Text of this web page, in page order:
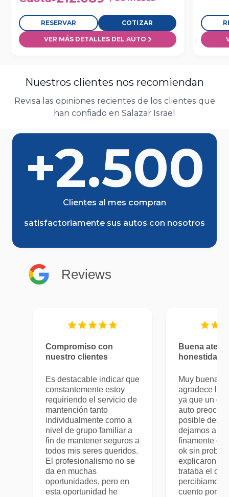
RESERVAR COTIZAR
VER MÁS DETALLES DEL AUTO
Nuestros clientes nos recomiendan
Revisa las opiniones recientes de los clientes que
han confiado en Salazar Israel
+2.500
Clientes al mes compran
satisfactoriamente sus autos con nosotros
Reviews
Compromiso con
nuestro clientes
Es destacable indicar que
constantemente estoy
requiriendo el servicio de
mantención tanto
individualmente como a
nivel de grupo familiar a
fin de mantener seguros a
todos mis seres queridos.
El profesionalismo no se
da en muchas
oportunidades, pero en
esta oportunidad he
Buena
honestidad
Muy buena
agradece la
ya que un
auto
posible
dejamos ahí
finamente el
ok sin
explicaron
trataba el
percibiamos.
cuento